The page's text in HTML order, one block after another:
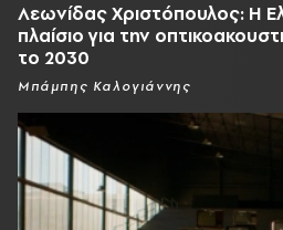
Λεωνίδας Χριστόπουλος: Η
πλαίσιο για την
το 2030
Μπάμπης Καλογιάννης